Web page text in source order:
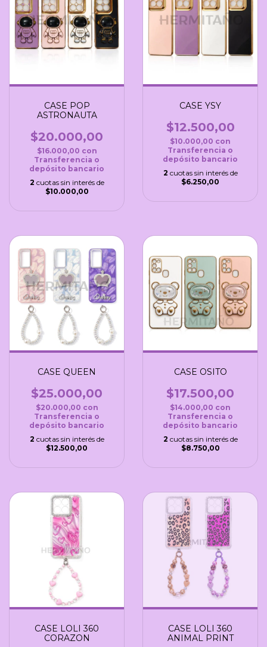
CASE POP
ASTRONAUTA
$20.000,00
$16.000,00 con
Transferencia o
depósito bancario
2 cuotas sin interés de
$10.000,00
CASE YSY
$12.500,00
$10.000,00 con
Transferencia o
depósito bancario
2 cuotas sin interés de
$6.250,00
CASE QUEEN
$25.000,00
$20.000,00 con
Transferencia o
depósito bancario
2 cuotas sin interés de
$12.500,00
CASE OSITO
$17.500,00
$14.000,00 con
Transferencia o
depósito bancario
2 cuotas sin interés de
$8.750,00
CASE LOLI 360
CORAZON
CASE LOLI 360
ANIMAL PRINT